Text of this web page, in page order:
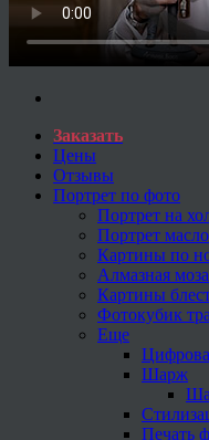
Заказать
Цены
Отзывы
Портрет по фото
Портрет на
Портрет
Картины по
Алмазная
Картины
Фотокубик
Еще
Шарж
Печать